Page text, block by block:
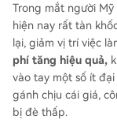
Trong mắt người
hiện nay rất tàn
lại, giảm vị trí việc
phí tăng hiệu quả,
vào tay một số ít
gánh chịu cái giá,
bị đè thấp.